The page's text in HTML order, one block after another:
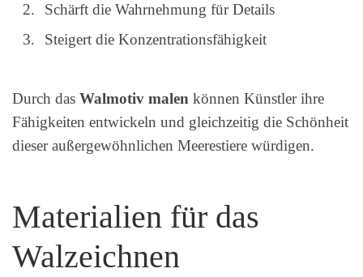
Schärft die Wahrnehmung für Details
Steigert die Konzentrationsfähigkeit
Durch das Walmotiv malen können Künstler ihre
Fähigkeiten entwickeln und gleichzeitig die Schönheit
dieser außergewöhnlichen Meerestiere würdigen.
Materialien für das
Walzeichnen